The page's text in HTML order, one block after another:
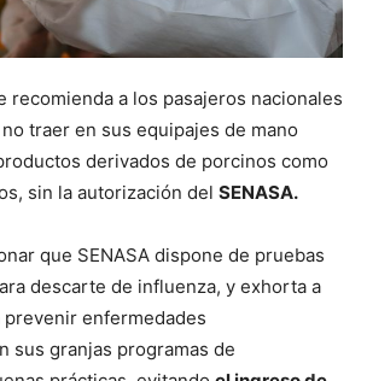
recomienda a los pasajeros nacionales
traer en sus equipajes de mano
derivados de porcinos como
sin la autorización del SENASA.
que SENASA dispone de pruebas
descarte de influenza, y exhorta a
enfermedades
sus granjas programas de